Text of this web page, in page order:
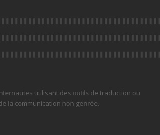
utilisant des outils de traduction ou
la communication non genrée.